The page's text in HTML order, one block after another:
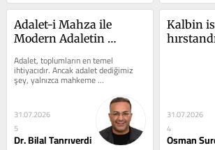
Adalet-i Mahza ile
Modern Adaletin
Merkezli Bir Yaklaşım
Adalet, toplumların en temel
ihtiyacıdır. Ancak adalet dediğimiz
şey, yalnızca mahkeme
kararlarından, kanun maddelerinden
31.07.2026
5
Dr. Bilal Tanrıverdi
Kalbin
31.07.2026
4
Osman